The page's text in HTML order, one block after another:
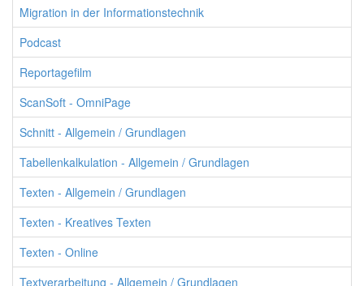
Migration in der Informationstechnik
Podcast
Reportagefilm
ScanSoft - OmniPage
Schnitt - Allgemein / Grundlagen
Tabellenkalkulation - Allgemein / Grundlagen
Texten - Allgemein / Grundlagen
Texten - Kreatives Texten
Texten - Online
Textverarbeitung - Allgemein / Grundlagen